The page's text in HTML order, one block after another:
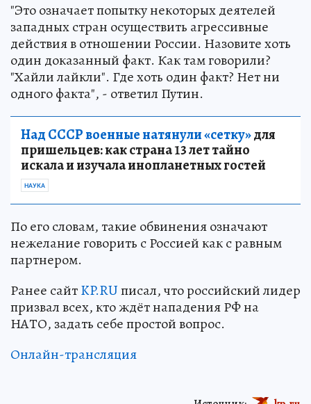
"Это означает попытку некоторых деятелей
западных стран осуществить агрессивные
действия в отношении России. Назовите хоть
один доказанный факт. Как там говорили?
"Хайли лайкли". Где хоть один факт? Нет ни
одного факта", - ответил Путин.
Над СССР военные натянули «сетку»для
пришельцев: как страна 13 лет тайно
искала и изучала инопланетных гостей
НАУКА
По его словам, такие обвинения означают
нежелание говорить с Россией как с равным
партнером.
Ранее сайтKP.RUписал, что российский лидер
призвал всех, кто ждёт нападения РФ на
НАТО, задать себе простой вопрос.
Онлайн-трансляция